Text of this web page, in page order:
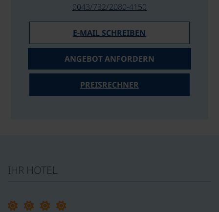
0043/732/2080-4150
E-MAIL SCHREIBEN
ANGEBOT ANFORDERN
PREISRECHNER
IHR HOTEL